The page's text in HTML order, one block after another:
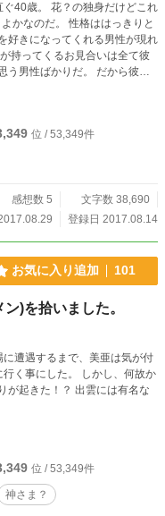
40歳。 花？の独身だけどこれ
かなのだ。 性格ははっきりと
好きになってくれる男性が現れ
持ってくるお見合いは全て彼
う男性ばかりだ。 だから彼女
姪の社交界デビューの舞踏会
出席を命じる。 見栄を張る
会で彼女は…。
位 / 53,349件
感想数 5
文字数 38,690
登録日 2017.08.14
お気に入り追加 101
)を拾いました。
遭遇するまで、美亜は気が付
。 しかし、何故か
出雲には有名な
位 / 53,349件
神さま？